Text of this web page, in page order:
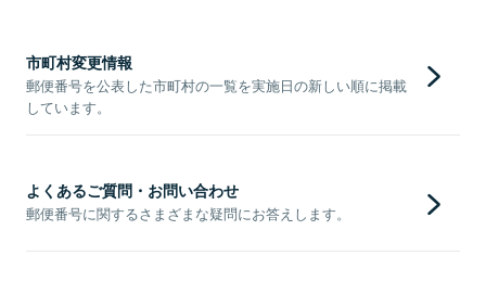
市町村変更情報
郵便番号を公表した市町村の一覧を実施日の新しい順に掲載
しています。
よくあるご質問・お問い合わせ
郵便番号に関するさまざまな疑問にお答えします。